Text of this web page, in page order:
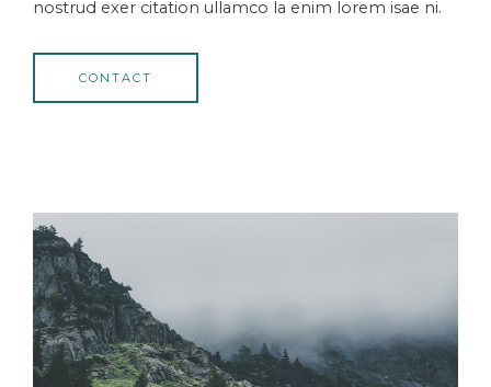
nostrud exer citation ullamco la enim lorem isae ni.
CONTACT